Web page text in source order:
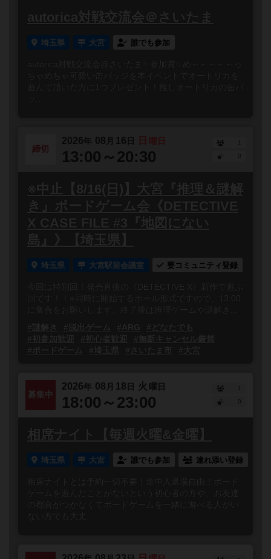
autorica対戦交流会＠さいたま
埼玉県 大宮 誰でも参加
autorica対戦交流会@さいたま✨参加賞✨め～～～～～っ
ちゃめちゃ可愛い缶バッジを本イベントでオートリカを
遊んで頂いた方に1つプレゼント！推しオートリカの缶バ
締切
2026年 08 月 16 日 日 曜日
13:00～20:30
1
※中止【8/16(日)】大宮『推理＆謎解
き』ボードゲーム会《DETECTIVE
X CASE FILE #3『地図にない
島』》【埼玉県】
埼玉県 大宮駅前会議室 要コミュニティ登録
今回は特別回！発売直後の《DETECTIVE X》新作で遊ぶ
回です！！※同時に開始するホール形式ですので、13:00
に集合をお願いします。終了後は推理ゲームや謎解き...
#謎解き
#脱出ゲーム #ARG
#どなたでも
#初参加歓迎
#初心者歓迎
#無断キャンセル厳禁
#ボードゲーム
#埼玉県 #さいたま市 #大宮
募集中
2026年 08 月 18 日 火 曜日
18:00～23:00
1
相席ナイト【毎週火曜&金曜】
埼玉県 大宮 誰でも参加 連れ添い登録
相席ナイトとは予約一切不要！途中入退場自由！ボード
ゲームを遊んだことがないという初心者の方や、お友達
の都合がつかなくてボードゲームを一緒に遊べる人がい
ない方でも大丈...